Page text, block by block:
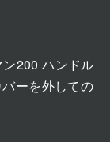
200 ハンドル
ーを外しての